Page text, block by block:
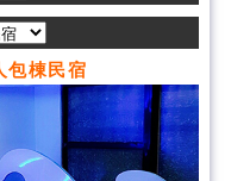
包棟民宿